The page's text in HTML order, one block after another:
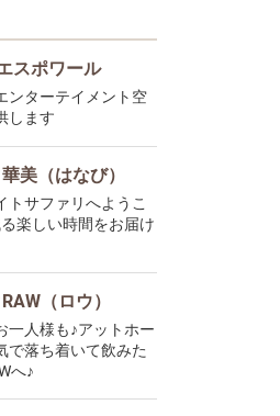
スポワール
ンターテイメント空
します
美（はなび）
トサファリへようこ
楽しい時間をお届け
（ロウ）
一人様も♪アットホー
で落ち着いて飲みた
へ♪